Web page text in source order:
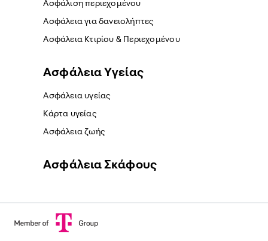
Ασφάλιση περιεχομένου
Ασφάλεια για δανειολήπτες
Ασφάλεια Κτιρίου & Περιεχομένου
Ασφάλεια Yγείας
Ασφάλεια υγείας
Κάρτα υγείας
Ασφάλεια ζωής
Ασφάλεια Σκάφους